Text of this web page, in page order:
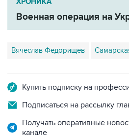
Военная операция на
Вячеслав Федорищев
Купить подписку на
Подписаться на рассылку
Получать оперативные
канале